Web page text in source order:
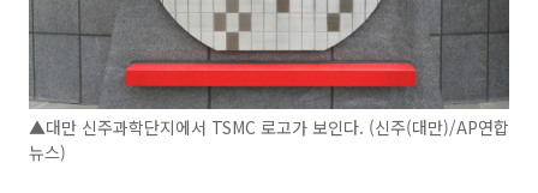
▲대만 신주과학단지에서 TSMC 로고가 보인다. (신주(대만)/AP연합
뉴스)